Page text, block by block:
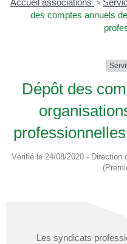
Accueil associations >
des comptes annuels
Dépôt des
Vérifié le 24/08/2020 - Direction
Les syndicats